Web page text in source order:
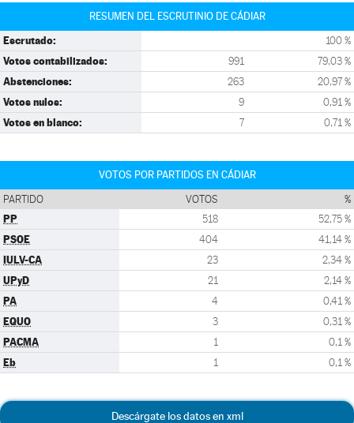
RESUMEN DEL ESCRUTINIO DE CÁDIAR
Escrutado: 100 %
Votos contabilizados: 991 79,03 %
Abstenciones: 263 20,97 %
Votos nulos: 9 0,91 %
Votos en blanco: 7 0,71 %
VOTOS POR PARTIDOS EN CÁDIAR
PARTIDO VOTOS %
PP 518 52,75 %
PSOE 404 41,14 %
IULV-CA 23 2,34 %
UPyD 21 2,14 %
PA 4 0,41 %
EQUO 3 0,31 %
PACMA 1 0,1 %
Eb 1 0,1 %
Descárgate los datos en xml